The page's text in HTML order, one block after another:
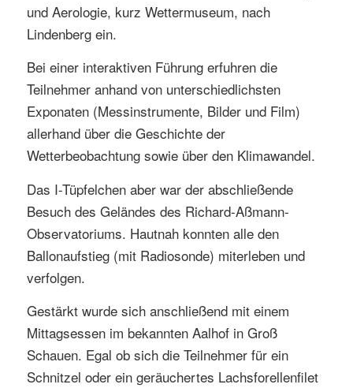
und Aerologie, kurz Wettermuseum, nach
Lindenberg ein.
Bei einer interaktiven Führung erfuhren die
Teilnehmer anhand von unterschiedlichsten
Exponaten (Messinstrumente, Bilder und Film)
allerhand über die Geschichte der
Wetterbeobachtung sowie über den Klimawandel.
Das I-Tüpfelchen aber war der abschließende
Besuch des Geländes des Richard-Aßmann-
Observatoriums. Hautnah konnten alle den
Ballonaufstieg (mit Radiosonde) miterleben und
verfolgen.
Gestärkt wurde sich anschließend mit einem
Mittagsessen im bekannten Aalhof in Groß
Schauen. Egal ob sich die Teilnehmer für ein
Schnitzel oder ein geräuchertes Lachsforellenfilet